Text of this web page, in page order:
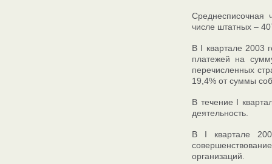
Среднесписочная
числе штатных –
В I квартале 2003
платежей на
перечисленных
19,4% от суммы
В течение I
деятельность.
В I квартале
организаций.